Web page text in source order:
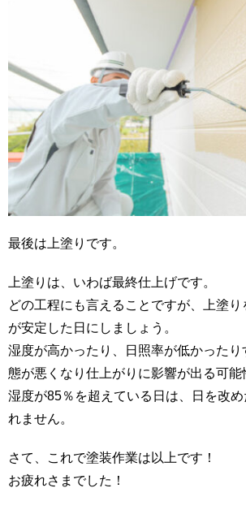
最後は上塗りです。
上塗りは、いわば最終仕上げです。
どの工程にも言えることですが、上塗
が安定した日にしましょう。
湿度が高かったり、日照率が低かったり
態が悪くなり仕上がりに影響が出る可能
湿度が85％を超えている日は、日を改
れません。
さて、これで塗装作業は以上です！
お疲れさまでした！